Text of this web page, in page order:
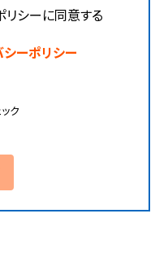
リシーに同意する
ーポリシー
ク